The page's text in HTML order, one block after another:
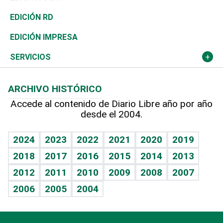
Ocenanía
Caribe
Resto del mundo
Telecom.
Global y variable
Economía personal
Sociales
Novedades
Podcast Arte Libre
Hablando con el pediatra
Vida y familia
Eñe
Celebrando la vida
Sin complejos
En pocas palabras
Tenis
Olimpismo
Más deportes
Línea de hit
TBT Deportivo
Frente al Statu Quo
El Espía
Noticiero Poteleche
Historia
Martes de tecnología
Cambio climático
Revista
Deportes
Opinión
Hecho en casa
Guía del dinero
EDICIÓN RD
EDICIÓN IMPRESA
SERVICIOS
Cumpleaños
Horóscopos
Juegos
ARCHIVO HISTÓRICO
Accede al contenido de Diario Libre año por año
desde el 2004.
2024 2023 2022 2021 2020
2019
2018
2017 2016 2015 2014
2013
2012
2011 2010 2009 2008
2007
2006
2005 2004